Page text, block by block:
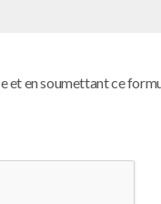
et en soumettant ce